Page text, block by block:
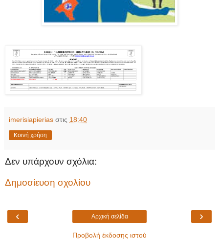
imerisiapierias στις 18:40
Κοινή χρήση
Δεν υπάρχουν σχόλια:
Δημοσίευση σχολίου
‹ ›
Αρχική σελίδα
Προβολή έκδοσης ιστού